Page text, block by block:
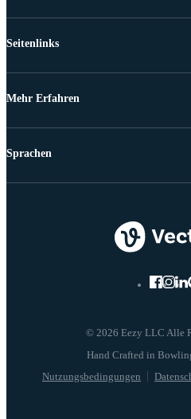
Seitenlinks
Mehr Erfahren
© 2026 Eezy LLC Alle
Nutzungsbedingungen
Sprachen